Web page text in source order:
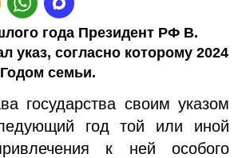
года Президент РФ В.
указ, согласно которому 2024
семьи.
государства своим указом
год той или иной
к ней особого